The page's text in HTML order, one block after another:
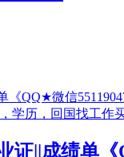
证||成绩单